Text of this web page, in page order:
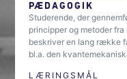
PÆDAGOGIK
Studerende, der
principper og metoder
beskriver en lang række
bl.a. den
LÆRINGSMÅL